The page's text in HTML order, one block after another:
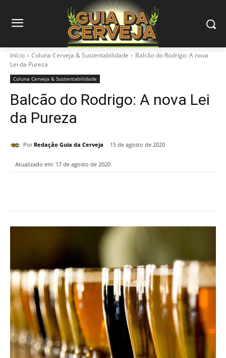
Início Coluna Cerveja & Sustentabilidade
Balcão do Rodrigo: A nova
Lei da Pureza
Coluna Cerveja & Sustentabilidade
Balcão do Rodrigo: A nova Lei
da Pureza
Por Redação Guia da Cerveja 15 de agosto de 2020
Atualizado em: 17 de agosto de 2020